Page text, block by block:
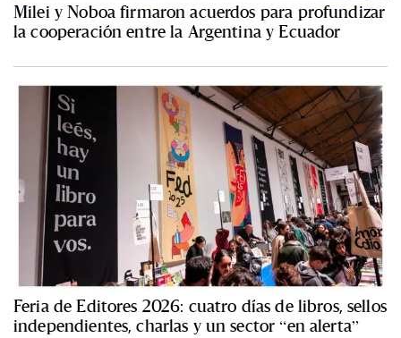
Milei y Noboa firmaron acuerdos para profundizar
la cooperación entre la Argentina y Ecuador
Feria de Editores 2026: cuatro días de libros, sellos
independientes, charlas y un sector “en alerta”